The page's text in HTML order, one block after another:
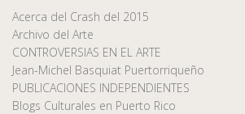
Acerca del Crash del 2015
Archivo del Arte
CONTROVERSIAS EN EL ARTE
Jean-Michel Basquiat Puertorriqueño
PUBLICACIONES INDEPENDIENTES
Blogs Culturales en Puerto Rico